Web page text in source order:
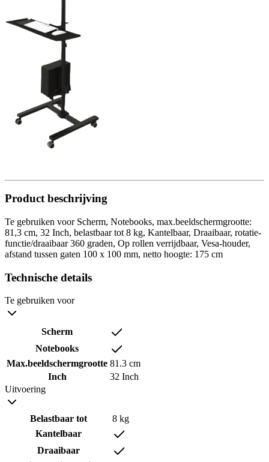
Product beschrijving
Te gebruiken voor Scherm, Notebooks, max.beeldschermgrootte:
81,3 cm, 32 Inch, belastbaar tot 8 kg, Kantelbaar, Draaibaar, rotatie-
functie/draaibaar 360 graden, Op rollen verrijdbaar, Vesa-houder,
afstand tussen gaten 100 x 100 mm, netto hoogte: 175 cm
Technische details
Te gebruiken voor
Scherm
Notebooks
Max.beeldschermgrootte 81.3 cm
Inch
32 Inch
Uitvoering
Belastbaar tot
8 kg
Kantelbaar
Draaibaar